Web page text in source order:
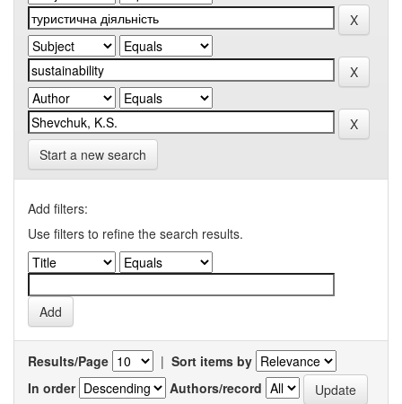
Start a new search
Add filters:
Use filters to refine the search results.
Results/Page | Sort items by
In order
Authors/record